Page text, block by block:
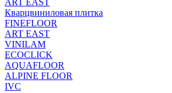
ART EAST
Кварцвиниловая плитка
FINEFLOOR
ART EAST
VINILAM
ECOCLICK
AQUAFLOOR
ALPINE FLOOR
IVC